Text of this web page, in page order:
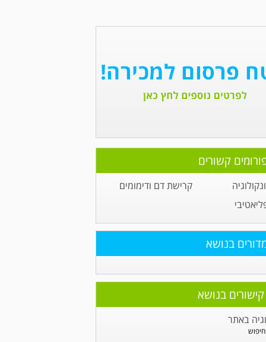
קשורים
קרישת דם ודימומים
בנושא
קישורים בנושא
באתר